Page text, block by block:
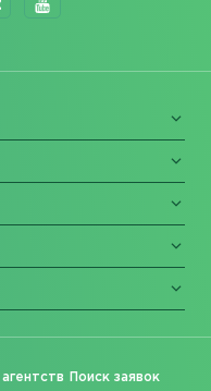
Поиск заявок